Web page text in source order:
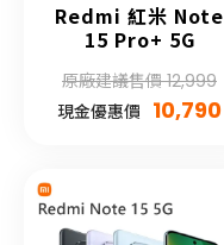
Redmi 紅米 Note
15 Pro+ 5G
原廠建議售價 12,999
現金優惠價 10,790